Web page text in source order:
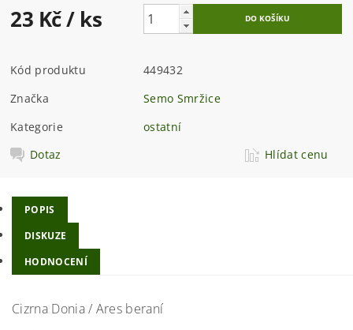
23 Kč/ ks
Kód produktu
449432
Značka
Semo Smržice
Kategorie
ostatní
Dotaz
Hlídat cenu
POPIS
DISKUZE
HODNOCENÍ
Cizrna Donia / Ares beraní